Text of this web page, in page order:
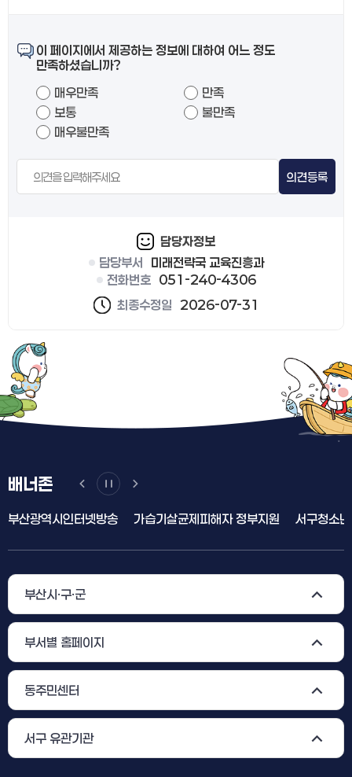
이 페이지에서 제공하는 정보에 대하여 어느 정도
만족하셨습니까?
매우만족
만족
보통
불만족
매우불만족
의견등록
담당자정보
담당부서
미래전략국 교육진흥과
전화번호
051-240-4306
최종수정일
2026-07-31
배너존
부산광역시인터넷방송 가습기살균제피해자 정부지원 서구청소년
부산시·구·군
부서별 홈페이지
동주민센터
서구 유관기관